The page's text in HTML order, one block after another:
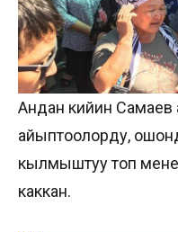
Андан кийин Самаев
айыптоолорду,
кылмыштуу топ
каккан.